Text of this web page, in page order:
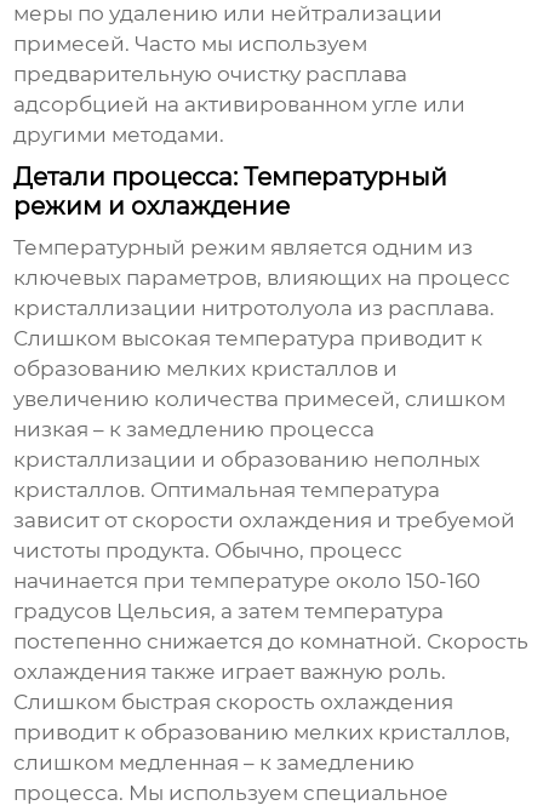
меры по удалению или нейтрализации
примесей. Часто мы используем
предварительную очистку расплава
адсорбцией на активированном угле или
другими методами.
Детали процесса: Температурный
режим и охлаждение
Температурный режим является одним из
ключевых параметров, влияющих на процесс
кристаллизации нитротолуола из расплава.
Слишком высокая температура приводит к
образованию мелких кристаллов и
увеличению количества примесей, слишком
низкая – к замедлению процесса
кристаллизации и образованию неполных
кристаллов. Оптимальная температура
зависит от скорости охлаждения и требуемой
чистоты продукта. Обычно, процесс
начинается при температуре около 150-160
градусов Цельсия, а затем температура
постепенно снижается до комнатной. Скорость
охлаждения также играет важную роль.
Слишком быстрая скорость охлаждения
приводит к образованию мелких кристаллов,
слишком медленная – к замедлению
процесса. Мы используем специальное